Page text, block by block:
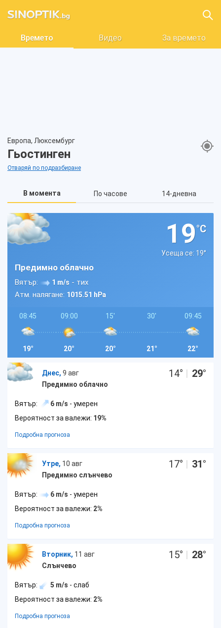
Времето Видео За времето
Европа, Люксембург
Гьостинген
Отваряй по подразбиране
В момента По часове 14-дневна
19°C
Усеща се: 19°
Предимно облачно
Вятър: 1 m/s - тих
Атм. налягане: 1015.51 hPa
08:45
19°
09:00
20°
15'
20°
30'
21°
09:45
22°
Днес, 9 авг
Предимно облачно
14° | 29°
Вятър: 6 m/s - умерен
Вероятност за валежи: 19%
Подробна прогноза
Утре, 10 авг
Предимно слънчево
17° | 31°
Вятър: 6 m/s - умерен
Вероятност за валежи: 2%
Подробна прогноза
Вторник, 11 авг
Слънчево
15° | 28°
Вятър: 5 m/s - слаб
Вероятност за валежи: 2%
Подробна прогноза